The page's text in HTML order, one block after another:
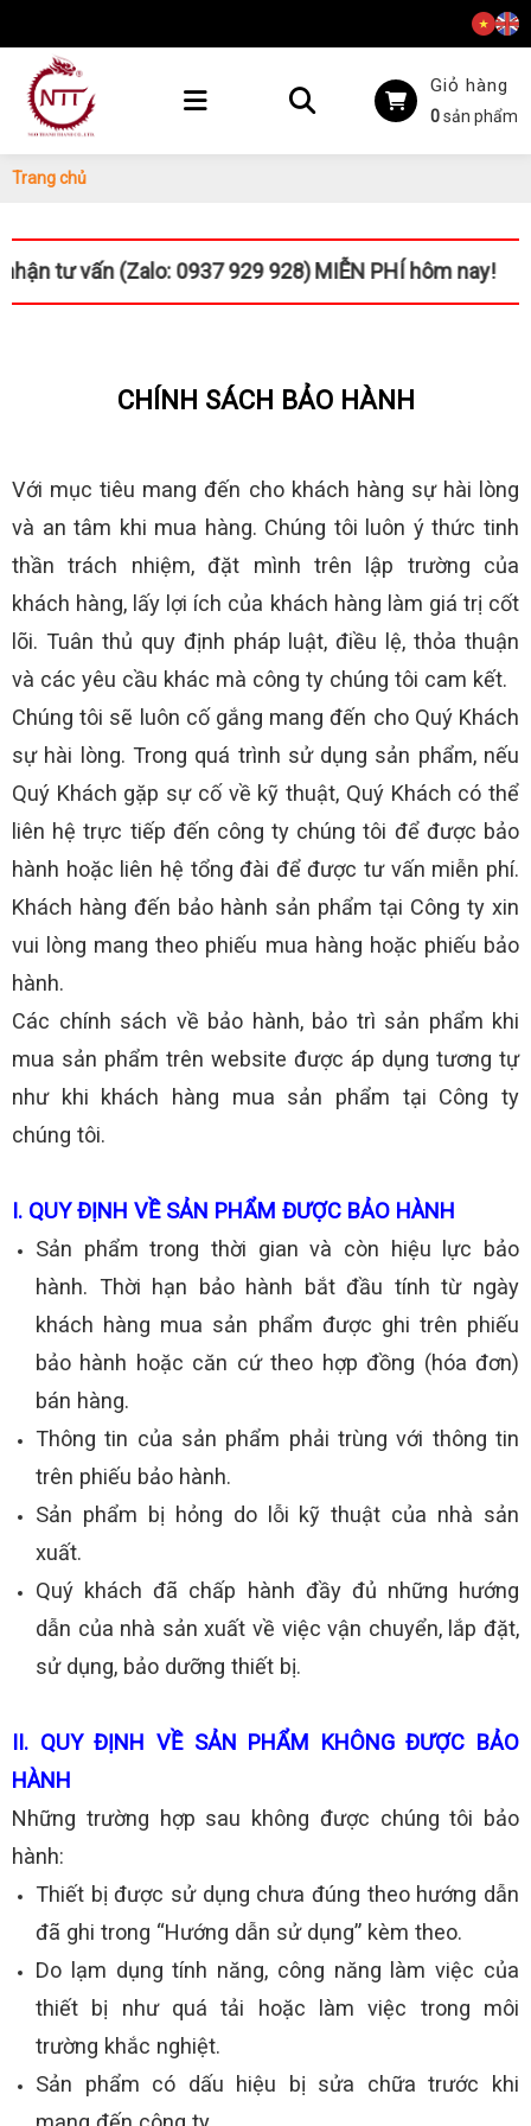
Giỏ hàng
0sản phẩm
Trang chủ
tư vấn (Zalo: 0937 929 928)MIỄN PHÍ hôm nay!
CHÍNH SÁCH BẢO HÀNH
Với mục tiêu mang đến cho khách hàng sự hài lòng
và an tâm khi mua hàng. Chúng tôi luôn ý thức tinh
thần trách nhiệm, đặt mình trên lập trường của
khách hàng, lấy lợi ích của khách hàng làm giá trị cốt
lõi. Tuân thủ quy định pháp luật, điều lệ, thỏa thuận
và các yêu cầu khác mà công ty chúng tôi cam kết.
Chúng tôi sẽ luôn cố gắng mang đến cho Quý Khách
sự hài lòng. Trong quá trình sử dụng sản phẩm, nếu
Quý Khách gặp sự cố về kỹ thuật, Quý Khách có thể
liên hệ trực tiếp đến công ty chúng tôi để được bảo
hành hoặc liên hệ tổng đài để được tư vấn miễn phí.
Khách hàng đến bảo hành sản phẩm tại Công ty xin
vui lòng mang theo phiếu mua hàng hoặc phiếu bảo
hành.
Các chính sách về bảo hành, bảo trì sản phẩm khi
mua sản phẩm trên website được áp dụng tương tự
như khi khách hàng mua sản phẩm tại Công ty
chúng tôi.
I. QUY ĐỊNH VỀ SẢN PHẨM ĐƯỢC BẢO HÀNH
Sản phẩm trong thời gian và còn hiệu lực bảo
hành. Thời hạn bảo hành bắt đầu tính từ ngày
khách hàng mua sản phẩm được ghi trên phiếu
bảo hành hoặc căn cứ theo hợp đồng (hóa đơn)
bán hàng.
Thông tin của sản phẩm phải trùng với thông tin
trên phiếu bảo hành.
Sản phẩm bị hỏng do lỗi kỹ thuật của nhà sản
xuất.
Quý khách đã chấp hành đầy đủ những hướng
dẫn của nhà sản xuất về việc vận chuyển, lắp đặt,
sử dụng, bảo dưỡng thiết bị.
II. QUY ĐỊNH VỀ SẢN PHẨM KHÔNG ĐƯỢC BẢO
HÀNH
Những trường hợp sau không được chúng tôi bảo
hành:
Thiết bị được sử dụng chưa đúng theo hướng dẫn
đã ghi trong “Hướng dẫn sử dụng” kèm theo.
Do lạm dụng tính năng, công năng làm việc của
thiết bị như quá tải hoặc làm việc trong môi
trường khắc nghiệt.
Sản phẩm có dấu hiệu bị sửa chữa trước khi